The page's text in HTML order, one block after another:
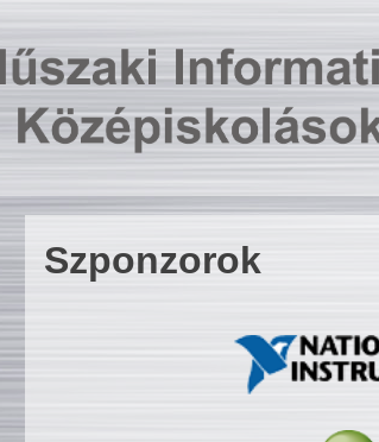
Szponzorok